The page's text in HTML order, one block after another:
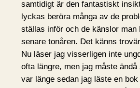
samtidigt är den fantastiskt
lyckas beröra många av de
ställas inför och de känslor man
senare tonåren. Det känns
Nu läser jag visserligen inte
ofta längre, men jag måste ändå
var länge sedan jag läste en